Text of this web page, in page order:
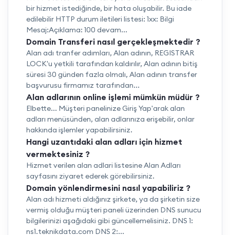
bir hizmet istediğinde, bir hata oluşabilir. Bu iade
edilebilir HTTP durum iletileri listesi: 1xx: Bilgi
Mesaj:Açıklama: 100 devam...
Domain Transferi nasıl gerçekleşmektedir ?
Alan adı tranfer adımları, Alan adının, REGISTRAR
LOCK'u yetkili tarafından kaldırılır, Alan adının bitiş
süresi 30 günden fazla olmalı, Alan adının transfer
başvurusu firmamız tarafından...
Alan adlarının online işlemi mümkün müdür ?
Elbette... Müşteri panelinize Giriş Yap'arak alan
adları menüsünden, alan adlarınıza erişebilir, onlar
hakkında işlemler yapabilirsiniz.
Hangi uzantıdaki alan adları için hizmet
vermektesiniz ?
Hizmet verilen alan adlari listesine Alan Adları
sayfasını ziyaret ederek görebilirsiniz.
Domain yönlendirmesini nasıl yapabiliriz ?
Alan adı hizmeti aldığınız şirkete, ya da şirketin size
vermiş olduğu müşteri paneli üzerinden DNS sunucu
bilgilerinizi aşağıdaki gibi güncellemelisiniz. DNS 1:
ns1.teknikdata.com DNS 2:...